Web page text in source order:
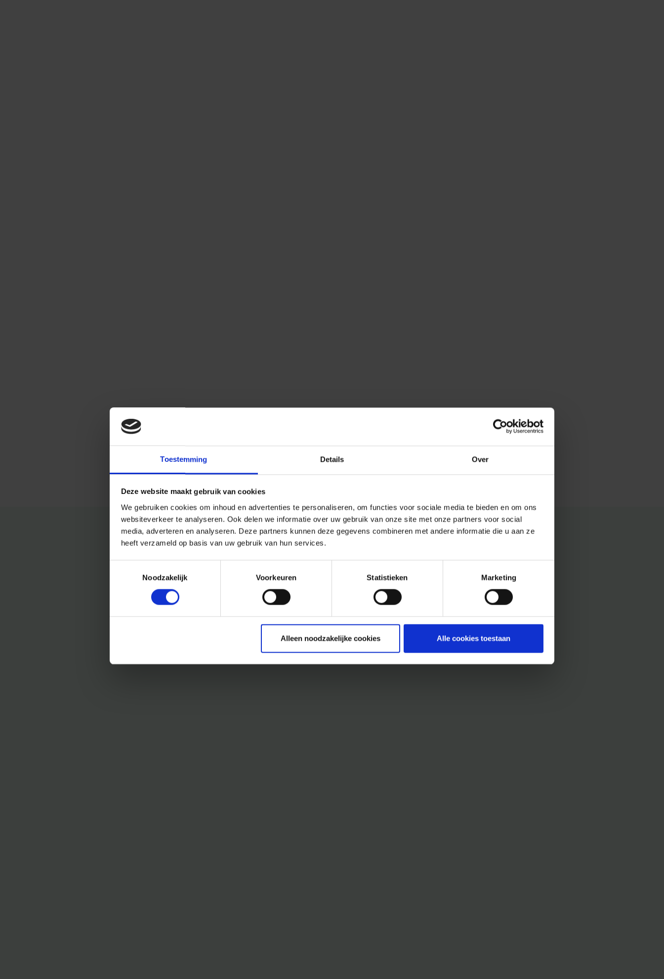
Toestemming Details Over
Deze website maakt gebruik van cookies
We gebruiken cookies om inhoud en advertenties te personaliseren, om functies voor sociale media te bieden en om ons
websiteverkeer te analyseren. Ook delen we informatie over uw gebruik van onze site met onze partners voor social
media, adverteren en analyseren. Deze partners kunnen deze gegevens combineren met andere informatie die u aan ze
heeft verzameld op basis van uw gebruik van hun services.
Noodzakelijk
Voorkeuren Statistieken Marketing
Alleen noodzakelijke cookies Alle cookies toestaan